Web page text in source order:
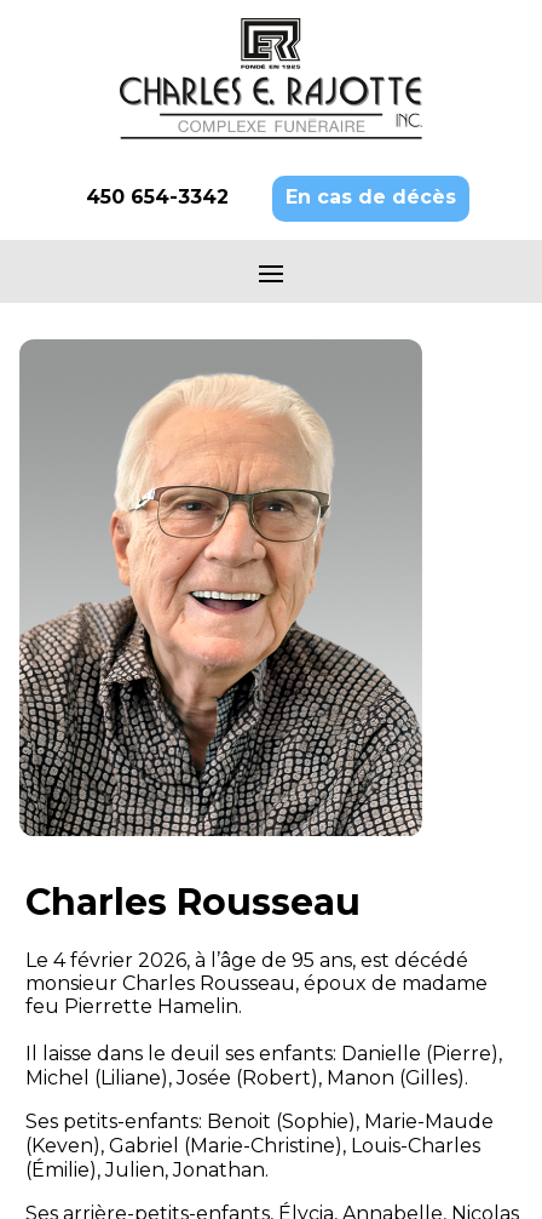
450 654-3342 En cas de décès
Charles Rousseau
Le 4 février 2026, à l’âge de 95 ans, est décédé
monsieur Charles Rousseau, époux de madame
feu Pierrette Hamelin.
Il laisse dans le deuil ses enfants: Danielle (Pierre),
Michel (Liliane), Josée (Robert), Manon (Gilles).
Ses petits-enfants: Benoit (Sophie), Marie-Maude
(Keven), Gabriel (Marie-Christine), Louis-Charles
(Émilie), Julien, Jonathan.
Ses arrière-petits-enfants, Élycia, Annabelle, Nicolas